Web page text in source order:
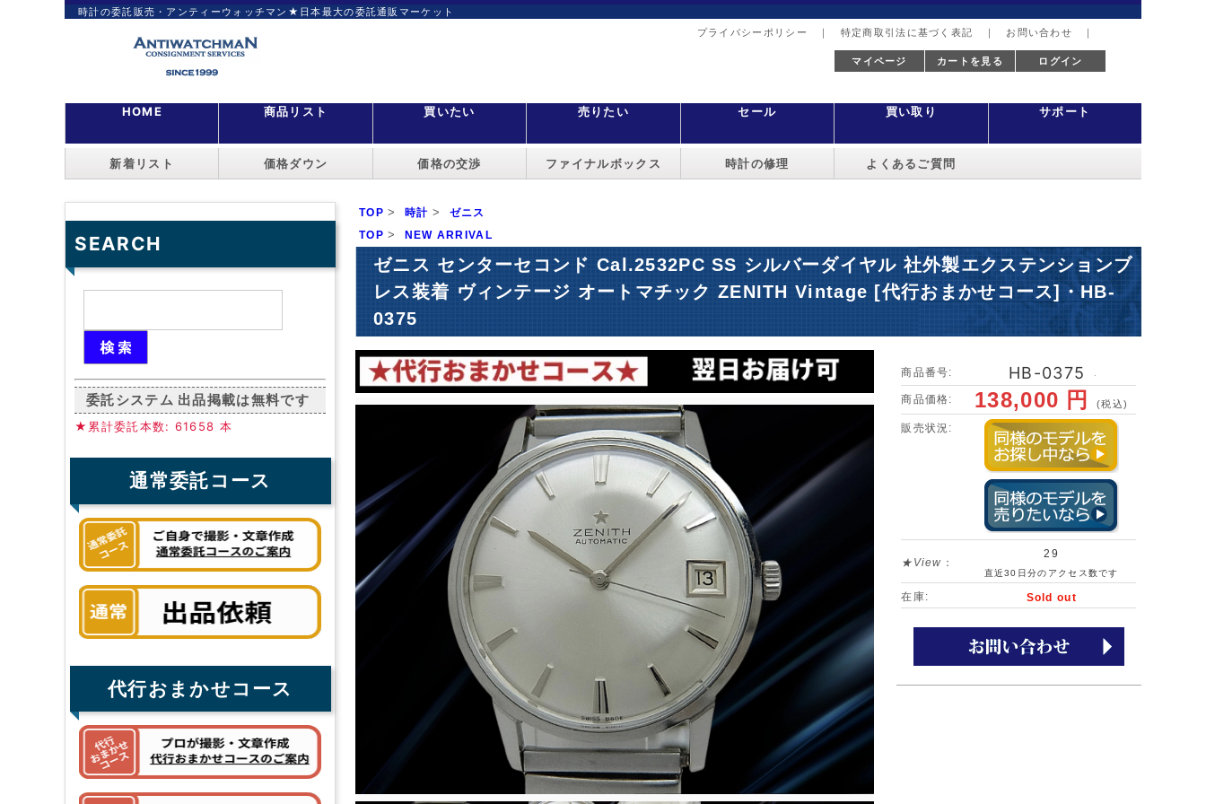
時計の委託販売・アンティーウォッチマン★日本最大の委託通販マーケット
プライバシーポリシー
｜ 特定商取引法に基づく表記 ｜ お問い合わせ ｜
ログイン
カートを見る
マイページ
HOME 商品リスト 買いたい 売りたい セール 買い取り サポート
新着リスト 価格ダウン 価格の交渉 ファイナルボックス 時計の修理 よくあるご質問
TOP > 時計 >
ゼニス
TOP > NEW ARRIVAL
ゼニス センターセコンド Cal.2532PC SS シルバーダイヤル 社外製エクステンションブ
レス装着 ヴィンテージ オートマチック ZENITH Vintage [代行おまかせコース]・HB-
0375
商品番号: HB-0375 ･
商品価格: 138,000 円(税込)
販売状況:
★View ：
29
直近30日分のアクセス数です
在庫: Sold out
SEARCH
委託システム 出品掲載は無料です
★累計委託本数: 61658 本
通常委託コース
代行おまかせコース